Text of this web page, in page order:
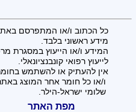
כל הכתוב ו/או המתפרסם
מידע ראשוני בלבד.
המידע ו/או הייעוץ במסגרת
לייעוץ רפואי קונבנציונאלי.
אין להעתיק או להשתמש
ו/או כל חומר אחר המוצג
שלומי ישראל-הילר.
מפת האתר